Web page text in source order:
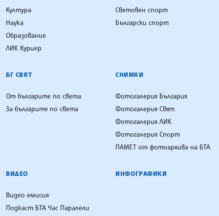
Култура
Наука
Образование
ЛИК Куриер
Световен спорт
Български спорт
БГ СВЯТ
От българите по света
За българите по света
СНИМКИ
Фотогалерия България
Фотогалерия Свят
Фотогалерия ЛИК
Фотогалерия Спорт
ПАМЕТ от фотоархива на БТА
ВИДЕО
Видео емисия
Подкаст БТА Час Паралели
ИНФОГРАФИКИ